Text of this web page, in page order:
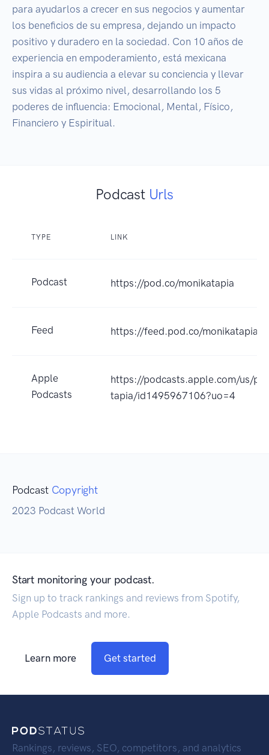
para ayudarlos a crecer en sus negocios y aumentar
los beneficios de su empresa, dejando un impacto
positivo y duradero en la sociedad. Con 10 años de
experiencia en empoderamiento, está mexicana
inspira a su audiencia a elevar su conciencia y llevar
sus vidas al próximo nivel, desarrollando los 5
poderes de influencia: Emocional, Mental, Físico,
Podcast Urls
TYPE LINK
Podcast https://pod.co/monikatapia
Feed https://feed.pod.co/monikatapia
Apple
Podcasts
https://podcasts.apple.com/us/
tapia/id1495967106?uo=4
Podcast Copyright
2023 Podcast World
Start monitoring your podcast.
Sign up to track rankings and reviews from Spotify,
Apple Podcasts and more.
Learn more Get started
Rankings, reviews, SEO, competitors, and analytics